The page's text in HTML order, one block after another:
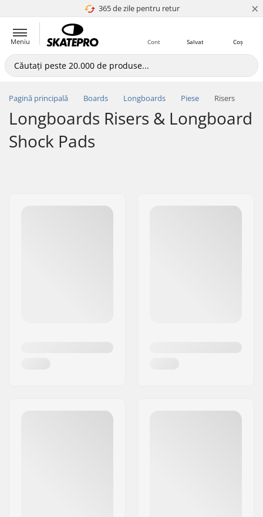
365 de zile pentru retur
4.8 a 5 ×
Meniu Coș
Salvat
Cont
Pagină principală Boards Longboards Piese Risers
Longboards Risers & Longboard
Shock Pads